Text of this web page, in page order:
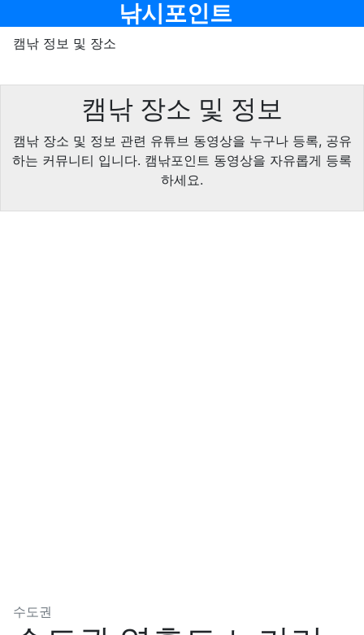
낚시포인트
캠낚 정보 및 장소
캠낚 장소 및 정보
캠낚 장소 및 정보 관련 유튜브 동영상을 누구나 등록, 공유
하는 커뮤니티 입니다. 캠낚포인트 동영상을 자유롭게 등록
하세요.
수도권